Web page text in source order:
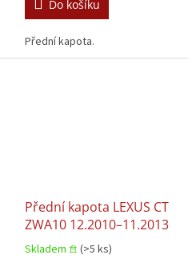
Do košíku
Přední kapota.
Přední kapota LEXUS CT
ZWA10 12.2010–11.2013
Skladem 𖠿 (>5 ks)